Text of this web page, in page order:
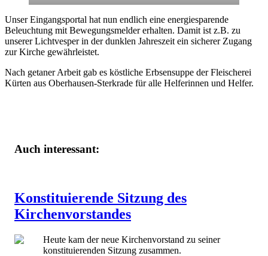
Unser Eingangsportal hat nun endlich eine energiesparende
Beleuchtung mit Bewegungsmelder erhalten. Damit ist z.B. zu
unserer Lichtvesper in der dunklen Jahreszeit ein sicherer Zugang
zur Kirche gewährleistet.
Nach getaner Arbeit gab es köstliche Erbsensuppe der Fleischerei
Kürten aus Oberhausen-Sterkrade für alle Helferinnen und Helfer.
Auch interessant:
Konstituierende Sitzung des
Kirchenvorstandes
Heute kam der neue Kirchenvorstand zu seiner
konstituierenden Sitzung zusammen.